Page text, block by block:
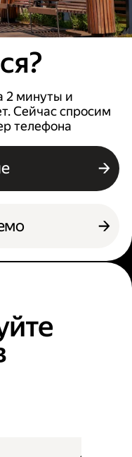
2 минуты и
Сейчас спросим
телефона